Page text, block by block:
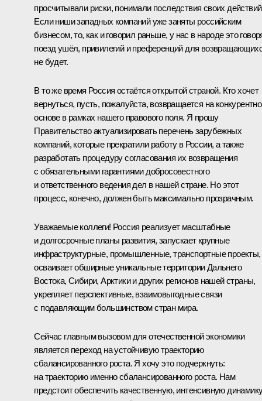
просчитывали риски, понимали последствия своих
Если ниши западных компаний уже заняты российским
бизнесом, то, как и говорил раньше, у нас в народе это
поезд ушёл, привилегий и преференций для
не будет.
В то же время Россия остаётся открытой страной. Кто хочет
вернуться, пусть, пожалуйста, возвращается на
основе в рамках нашего правового поля. Я прошу
Правительство актуализировать перечень зарубежных
компаний, которые прекратили работу в России, а также
разработать процедуру согласования их возвращения
с обязательными гарантиями добросовестного
и ответственного ведения дел в нашей стране. Но этот
процесс, конечно, должен быть максимально прозрачным.
Уважаемые коллеги! Россия реализует масштабные
и долгосрочные планы развития, запускает крупные
инфраструктурные, промышленные, транспортные проекты,
осваивает обширные уникальные территории Дальнего
Востока, Сибири, Арктики и других регионов нашей страны,
укрепляет перспективные, взаимовыгодные связи
с подавляющим большинством стран мира.
Сейчас главным вызовом для отечественной экономики
является переход на устойчивую траекторию
сбалансированного роста. Я хочу это подчеркнуть:
на траекторию именно сбалансированного роста. Нам
предстоит обеспечить качественную, интенсивную